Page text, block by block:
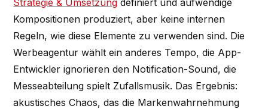
Kompositionen produziert, aber keine internen
Regeln, wie diese Elemente zu verwenden sind. Die
Werbeagentur wählt ein anderes Tempo, die App-
Entwickler ignorieren den Notification-Sound, die
Messeabteilung spielt Zufallsmusik. Das Ergebnis:
akustisches Chaos, das die Markenwahrnehmung